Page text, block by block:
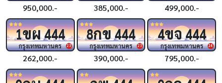
950,000.- 385,000.- 499,000.-
23
1ขผ444
กรุงเทพมหานคร
262,000.-
23
8กข444
กรุงเทพมหานคร
390,000.-
24
4ขจ444
กรุงเทพมหานคร
795,000.-